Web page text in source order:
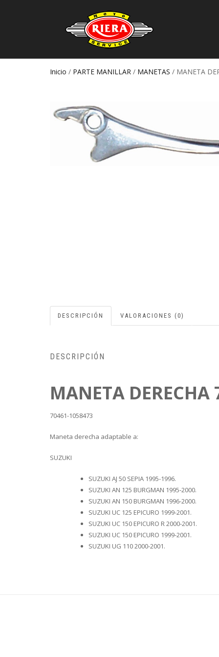
Inicio / PARTE MANILLAR / MANETAS / MANETA
DESCRIPCIÓN VALORACIONES (0)
DESCRIPCIÓN
MANETA DERECHA
70461-1058473
Maneta derecha adaptable a:
SUZUKI
SUZUKI AJ 50 SEPIA 1995-1996.
SUZUKI AN 125 BURGMAN 1995-2000.
SUZUKI AN 150 BURGMAN 1996-2000.
SUZUKI UC 125 EPICURO 1999-2001.
SUZUKI UC 150 EPICURO R 2000-2001.
SUZUKI UC 150 EPICURO 1999-2001.
SUZUKI UG 110 2000-2001.